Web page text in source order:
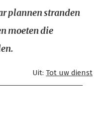
plannen stranden
moeten die
Uit: Tot uw dienst